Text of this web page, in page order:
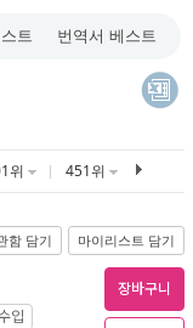
트 번역서 베스트
위 451위
함 담기 마이리스트 담기
입
장바구니